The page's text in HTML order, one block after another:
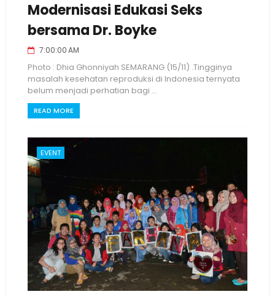
Modernisasi Edukasi Seks
bersama Dr. Boyke
7:00:00 AM
Photo : Dhia Ghonniyah SEMARANG (15/11) .Tingginya
masalah kesehatan reproduksi di Indonesia ternyata
belum menjadi perhatian bagi ...
READ MORE
EVENT